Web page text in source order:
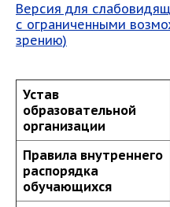
Версия для
с ограниченными
зрению)
Устав
образовательной
организации
Правила внутреннего
распорядка
обучающихся